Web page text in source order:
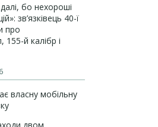
бо нехороші
зв’язківець 40-ї
про
й калібр і
власну мобільну